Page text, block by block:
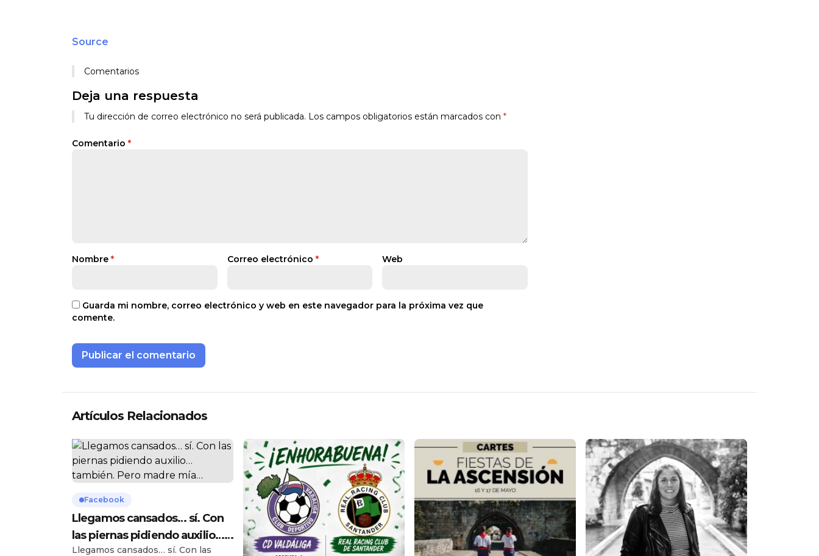
Source
Comentarios
Deja una respuesta
Tu dirección de correo electrónico no será publicada. Los campos obligatorios están marcados con *
Comentario *
Nombre * Correo electrónico * Web
Guarda mi nombre, correo electrónico y web en este navegador para la próxima vez que
comente.
Artículos Relacionados
Facebook
Llegamos cansados… sí. Con
las piernas pidiendo auxilio…
también. Pero madre mía…
Llegamos cansados… sí. Con las